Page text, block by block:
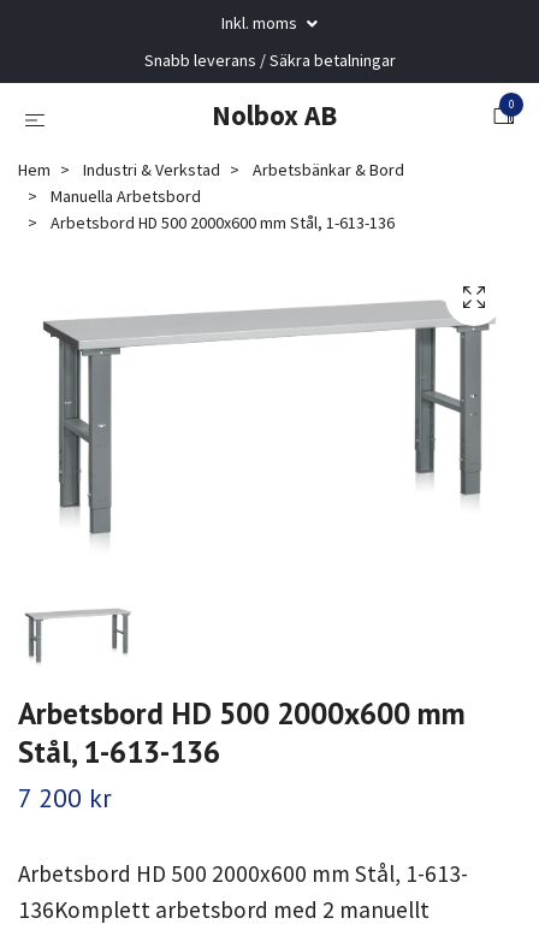
Inkl. moms
Snabb leverans / Säkra betalningar
Nolbox AB 0
Hem Industri & Verkstad
Arbetsbänkar & Bord
Manuella Arbetsbord
Arbetsbord HD 500 2000x600 mm Stål, 1-613-136
Arbetsbord HD 500 2000x600 mm
Stål, 1-613-136
7 200 kr
Arbetsbord HD 500 2000x600 mm Stål, 1-613-
136Komplett arbetsbord med 2 manuellt